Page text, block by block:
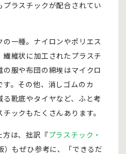
ラスチックが配合されてい
一種。ナイロンやポリエス
維状に加工されたプラスチ
服や布団の綿埃はマイクロ
。その他、消しゴムのカ
靴底やタイヤなど、ふと考
ックもたくさんあります。
方は、拙訳『プラスチック・
）もぜひ参考に、「できるだ